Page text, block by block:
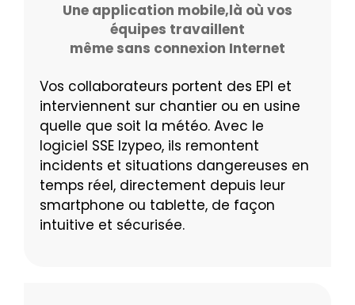
Une application mobile,là où vos
équipes travaillent
même sans connexion Internet
Vos collaborateurs portent des EPI et
interviennent sur chantier ou en usine
quelle que soit la météo. Avec le
logiciel SSE Izypeo, ils remontent
incidents et situations dangereuses en
temps réel, directement depuis leur
smartphone ou tablette, de façon
intuitive et sécurisée.